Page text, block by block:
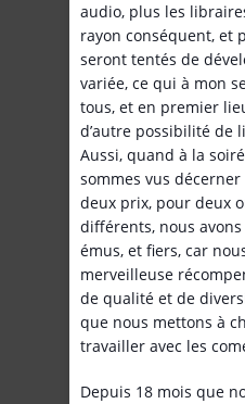
audio, plus les
rayon conséquent, et
seront tentés de
variée, ce qui à mon
tous, et en premier
d’autre possibilité de
Aussi, quand à la
sommes vus
deux prix, pour deux
différents, nous
émus, et fiers, car
merveilleuse
de qualité et de
que nous mettons à
travailler avec les
Depuis 18 mois que